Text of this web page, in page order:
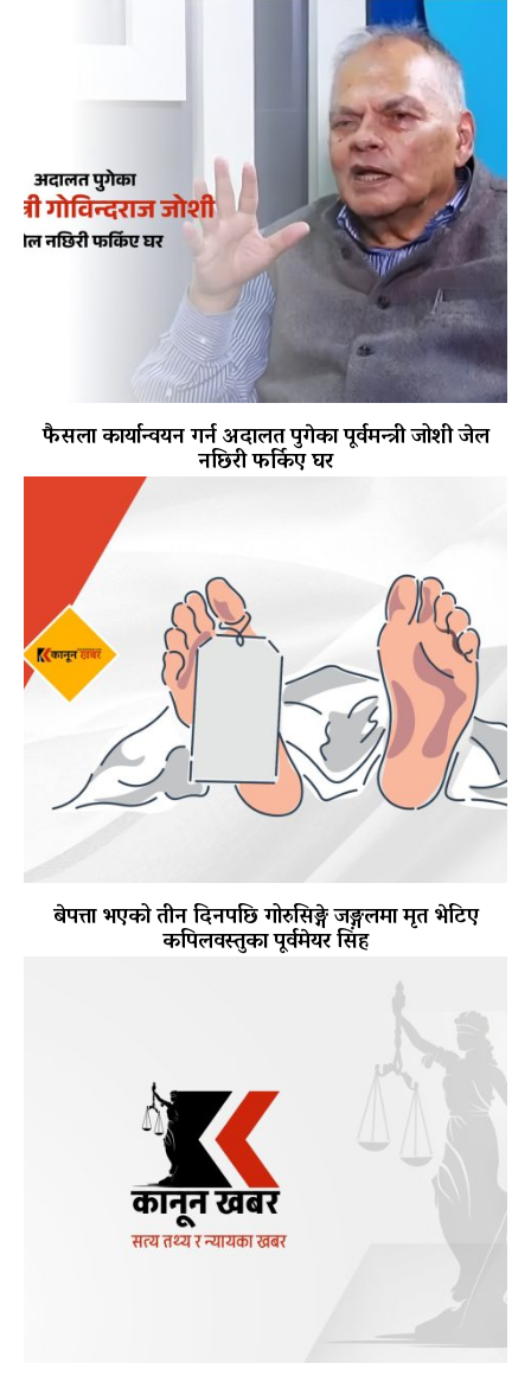
फैसला कार्यान्वयन गर्न अदालत पुगेका पूर्वमन्त्री जोशी जेल
नछिरी फर्किए घर
बेपत्ता भएको तीन दिनपछि गोरुसिङ्गे जङ्गलमा मृत भेटिए
कपिलवस्तुका पूर्वमेयर सिंह